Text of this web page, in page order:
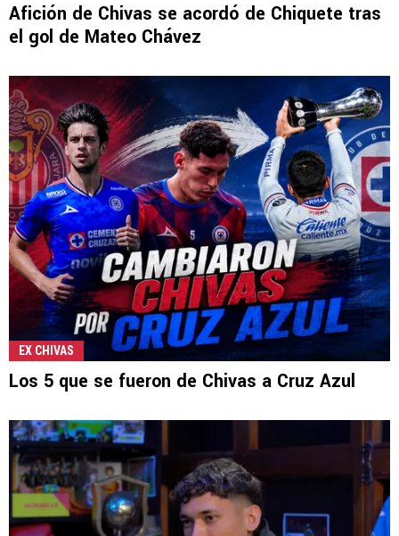
Afición de Chivas se acordó de Chiquete tras
el gol de Mateo Chávez
EX CHIVAS
Los 5 que se fueron de Chivas a Cruz Azul